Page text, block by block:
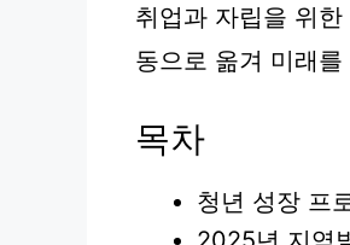
취업과 자립을 위
동으로 옮겨 미래
목차
청년 성장 프